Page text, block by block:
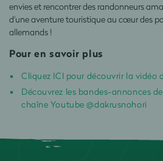
envies et rencontrer des randonneurs
d'une aventure touristique au cœur des
allemands !
Pour en savoir plus
Cliquez ICI pour découvrir la vidéo
Découvrez les bandes-annonces
chaîne Youtube @dakrusnohori